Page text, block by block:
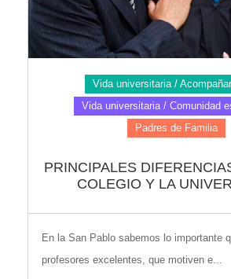
Vida universitaria /
Vida universitaria / Comunidad
Padres de Familia
PRINCIPALES
COLEGIO Y LA
En la San Pablo sabemos lo importante
profesores excelentes, que motiven e...